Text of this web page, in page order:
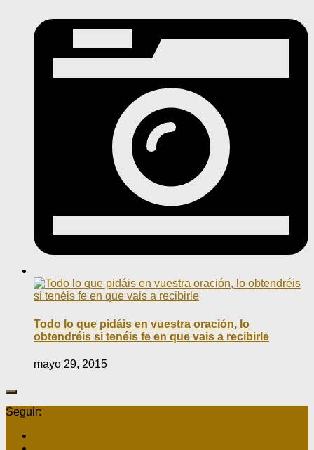
Todo lo que pidáis en vuestra oración, lo
obtendréis si tenéis fe en que vais a recibirle
mayo 29, 2015
Seguir: